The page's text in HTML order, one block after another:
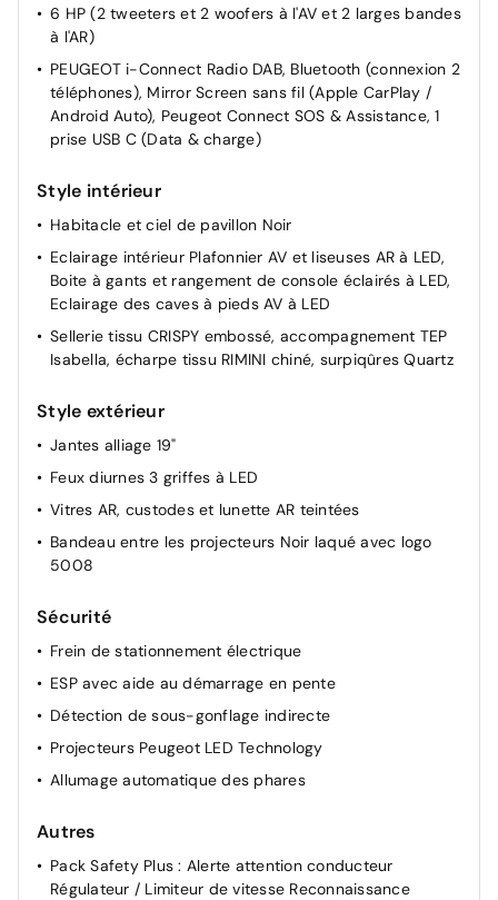
Fixations ISOFIX et Top Tether aux places latérales rang
2
Calandre couleur caisse, écopes latérales Noir laqué,
décor inférieur Gris Méteor
Jupe inférieure Noir grainé
Enjoliveurs de passages de roues et protections
inférieures de portes Noir grainé
Bandeau entre les feux AR Noir laqué avec lettrage
PEUGEOT
Pare chocs AR avec décor Gris Meteor
Monogrammes AR 5008 et Hybrid
Monogrammes AV : blason PEUGEOT et 5008
Air conditionné automatique tri-zone
Banquette rang 2 coulissante 60/40, avec dossiers
inclinables et rabattables 40/20/40, avec fonction
Easy Access aux places du rang 3
Banquette 2 places au rang 3 avec dossiers
rabattables 50/50
Rétroviseur intérieur électrochrome
antipincement
Le véhicule provient directement du réseau Stellantis :
son entretien amont est certifié par le constructeur et
reconnu par les garages du réseau, sans qu'il soit
nécessaire de fournir de preuve papier.
6 HP (2 tweeters et 2 woofers à l'AV et 2 larges bandes
à l'AR)
PEUGEOT i-Connect Radio DAB, Bluetooth (connexion 2
téléphones), Mirror Screen sans fil (Apple CarPlay /
Android Auto), Peugeot Connect SOS & Assistance, 1
prise USB C (Data & charge)
Style intérieur
Habitacle et ciel de pavillon Noir
Eclairage intérieur Plafonnier AV et liseuses AR à LED,
Boite à gants et rangement de console éclairés à LED,
Eclairage des caves à pieds AV à LED
Sellerie tissu CRISPY embossé, accompagnement TEP
Isabella, écharpe tissu RIMINI chiné, surpiqûres Quartz
Style extérieur
Jantes alliage 19"
Feux diurnes 3 griffes à LED
Vitres AR, custodes et lunette AR teintées
Bandeau entre les projecteurs Noir laqué avec logo
5008
Sécurité
Frein de stationnement électrique
ESP avec aide au démarrage en pente
Détection de sous-gonflage indirecte
Projecteurs Peugeot LED Technology
Allumage automatique des phares
Autres
Pack Safety Plus : Alerte attention conducteur
Régulateur / Limiteur de vitesse Reconnaissance